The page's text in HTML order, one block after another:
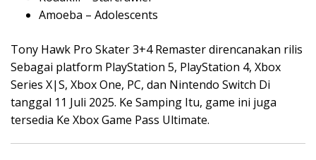
Amoeba – Adolescents
Tony Hawk Pro Skater 3+4 Remaster direncanakan rilis
Sebagai platform PlayStation 5, PlayStation 4, Xbox
Series X|S, Xbox One, PC, dan Nintendo Switch Di
tanggal 11 Juli 2025. Ke Samping Itu, game ini juga
tersedia Ke Xbox Game Pass Ultimate.